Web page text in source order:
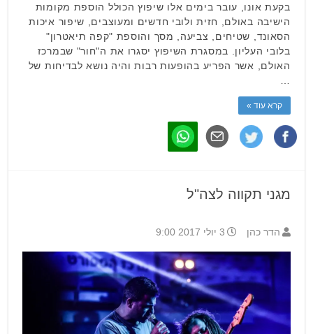
בקעת אונו, עובר בימים אלו שיפוץ הכולל הוספת מקומות
הישיבה באולם, חזית ולובי חדשים ומעוצבים, שיפור איכות
הסאונד, שטיחים, צביעה, מסך והוספת "קפה תיאטרון"
בלובי העליון. במסגרת השיפוץ יסגרו את ה"חור" שבמרכז
האולם, אשר הפריע בהופעות רבות והיה נושא לבדיחות של
קרא עוד »
מגני תקווה לצה"ל
הדר כהן 3 יולי 2017 9:00